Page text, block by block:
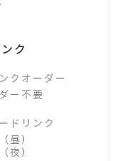
ク
クオーダー
ー不要
ドリンク
昼）
夜）